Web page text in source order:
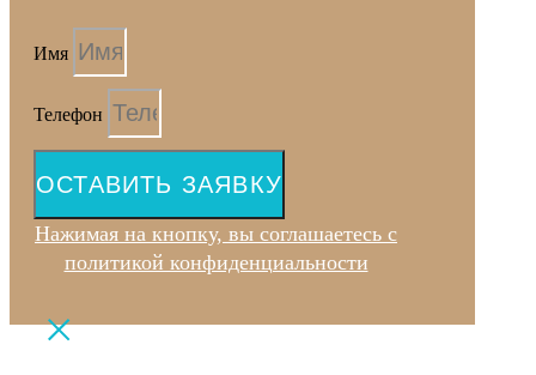
Имя
Телефон
ОСТАВИТЬ ЗАЯВКУ
Нажимая на кнопку, вы соглашаетесь с
политикой конфиденциальности